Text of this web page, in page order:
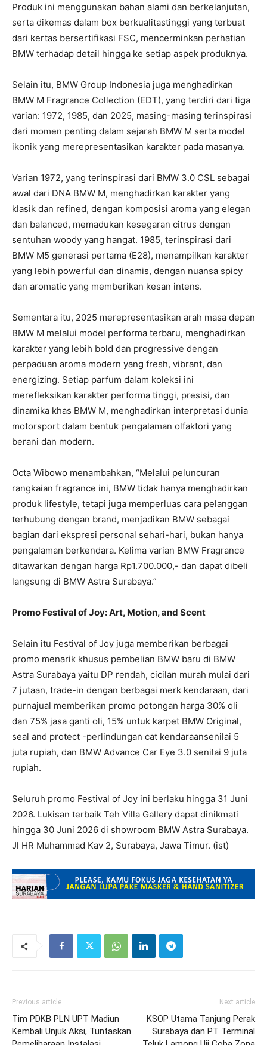
Produk ini menggunakan bahan alami dan berkelanjutan,
serta dikemas dalam box berkualitastinggi yang terbuat
dari kertas bersertifikasi FSC, mencerminkan perhatian
BMW terhadap detail hingga ke setiap aspek produknya.
Selain itu, BMW Group Indonesia juga menghadirkan
BMW M Fragrance Collection (EDT), yang terdiri dari tiga
varian: 1972, 1985, dan 2025, masing-masing terinspirasi
dari momen penting dalam sejarah BMW M serta model
ikonik yang merepresentasikan karakter pada masanya.
Varian 1972, yang terinspirasi dari BMW 3.0 CSL sebagai
awal dari DNA BMW M, menghadirkan karakter yang
klasik dan refined, dengan komposisi aroma yang elegan
dan balanced, memadukan kesegaran citrus dengan
sentuhan woody yang hangat. 1985, terinspirasi dari
BMW M5 generasi pertama (E28), menampilkan karakter
yang lebih powerful dan dinamis, dengan nuansa spicy
dan aromatic yang memberikan kesan intens.
Sementara itu, 2025 merepresentasikan arah masa depan
BMW M melalui model performa terbaru, menghadirkan
karakter yang lebih bold dan progressive dengan
perpaduan aroma modern yang fresh, vibrant, dan
energizing. Setiap parfum dalam koleksi ini
merefleksikan karakter performa tinggi, presisi, dan
dinamika khas BMW M, menghadirkan interpretasi dunia
motorsport dalam bentuk pengalaman olfaktori yang
berani dan modern.
Octa Wibowo menambahkan, “Melalui peluncuran
rangkaian fragrance ini, BMW tidak hanya menghadirkan
produk lifestyle, tetapi juga memperluas cara pelanggan
terhubung dengan brand, menjadikan BMW sebagai
bagian dari ekspresi personal sehari-hari, bukan hanya
pengalaman berkendara. Kelima varian BMW Fragrance
ditawarkan dengan harga Rp1.700.000,- dan dapat dibeli
langsung di BMW Astra Surabaya.”
Promo Festival of Joy: Art, Motion, and Scent
Selain itu Festival of Joy juga memberikan berbagai
promo menarik khusus pembelian BMW baru di BMW
Astra Surabaya yaitu DP rendah, cicilan murah mulai dari
7 jutaan, trade-in dengan berbagai merk kendaraan, dari
purnajual memberikan promo potongan harga 30% oli
dan 75% jasa ganti oli, 15% untuk karpet BMW Original,
seal and protect -perlindungan cat kendaraansenilai 5
juta rupiah, dan BMW Advance Car Eye 3.0 senilai 9 juta
rupiah.
Seluruh promo Festival of Joy ini berlaku hingga 31 Juni
2026. Lukisan terbaik Teh Villa Gallery dapat dinikmati
hingga 30 Juni 2026 di showroom BMW Astra Surabaya.
Jl HR Muhammad Kav 2, Surabaya, Jawa Timur. (ist)
Previous article
Tim PDKB PLN UPT Madiun
Kembali Unjuk Aksi, Tuntaskan
Next article
KSOP Utama Tanjung Perak
Surabaya dan PT Terminal